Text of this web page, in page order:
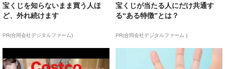
宝くじを知らないまま買う人ほ
ど、外れ続けます
PR(合同会社デジタルファーム)
宝くじが当たる人にだけ共通す
る“ある特徴”とは？
PR(合同会社デジタルファーム )